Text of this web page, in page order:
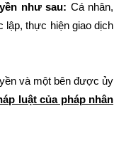
như sau: Cá nhân,
lập, thực hiện giao dịch
và một bên được ủy
luật của pháp nhân